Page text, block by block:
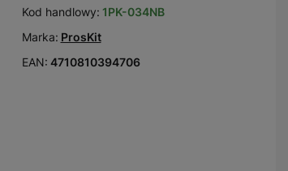
Kod handlowy: 1PK-034NB
Marka: ProsKit
EAN: 4710810394706